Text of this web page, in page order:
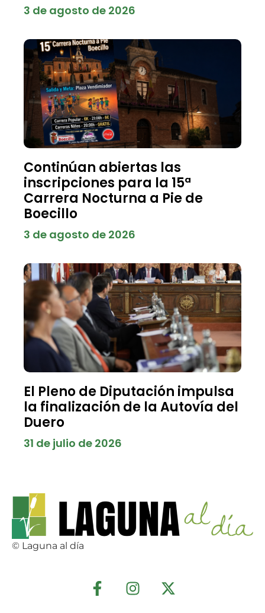
3 de agosto de 2026
Continúan abiertas las
inscripciones para la 15ª
Carrera Nocturna a Pie de
Boecillo
3 de agosto de 2026
El Pleno de Diputación impulsa
la finalización de la Autovía del
Duero
31 de julio de 2026
© Laguna al día